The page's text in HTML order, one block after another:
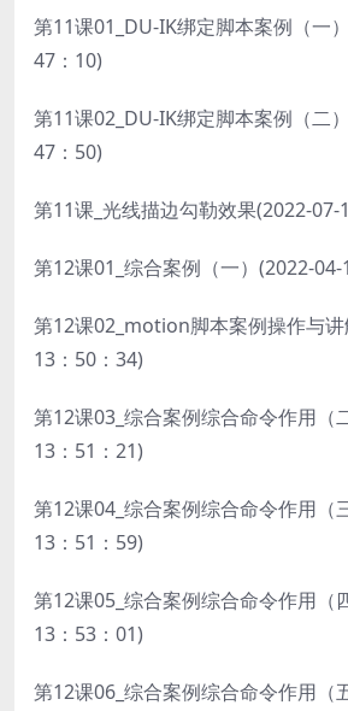
第11课01_DU-IK绑定脚本案例（一
47：10)
第11课02_DU-IK绑定脚本案例（二
47：50)
第11课_光线描边勾勒效果(2022-07-
第12课01_综合案例（一）(2022-
第12课02_motion脚本案例操作与
13：50：34)
第12课03_综合案例综合命令作用（
13：51：21)
第12课04_综合案例综合命令作用（
13：51：59)
第12课05_综合案例综合命令作用（
13：53：01)
第12课06_综合案例综合命令作用（